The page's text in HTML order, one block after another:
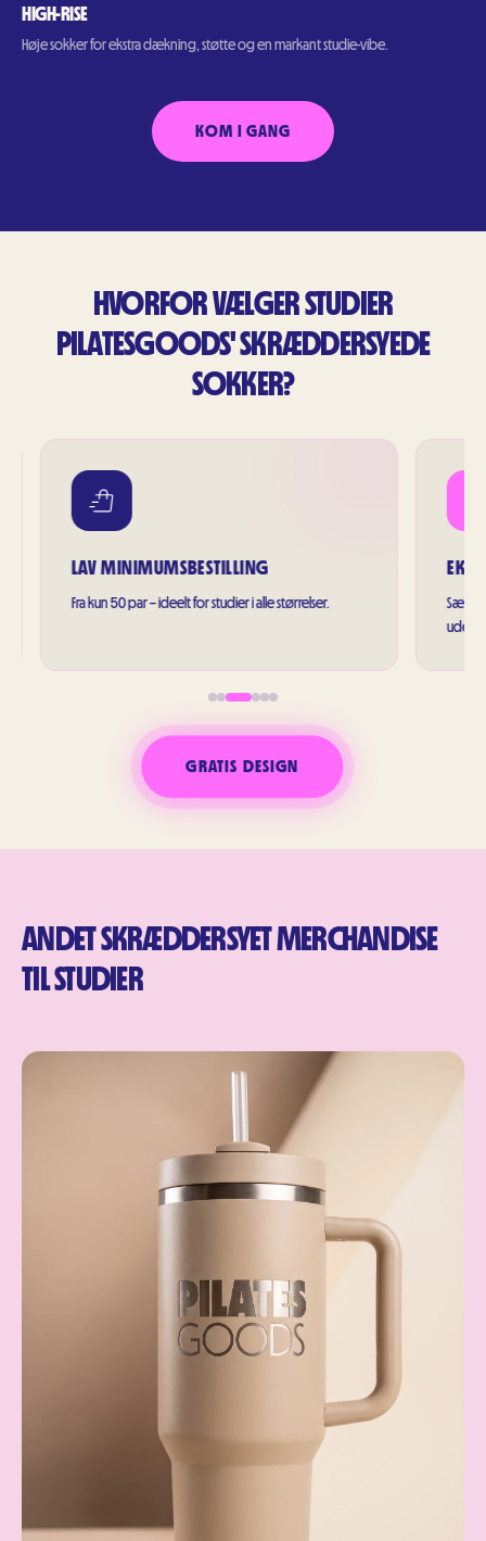
HIGH-RISE
Høje sokker for ekstra dækning, støtte og en markant studie-vibe.
KOM I GANG
HVORFOR VÆLGER STUDIER
PILATESGOODS' SKRÆDDERSYEDE
SOKKER?
for studier i alle størrelser.
Sælg dit eget merchandise og øg
GRATIS DESIGN
ANDET SKRÆDDERSYET MERCHANDISE
TIL STUDIER